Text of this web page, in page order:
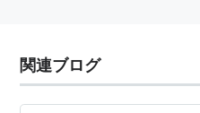
関連ブログ